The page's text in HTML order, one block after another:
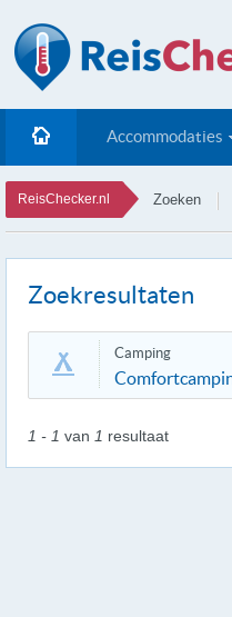
Accommodaties
ReisChecker.nl Zoeken
Zoekresultaten
Camping
1 - 1 van 1 resultaat